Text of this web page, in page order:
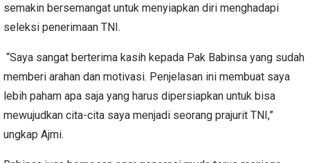
semakin bersemangat untuk menyiapkan diri menghadapi
seleksi penerimaan TNI.
“Saya sangat berterima kasih kepada Pak Babinsa yang sudah
memberi arahan dan motivasi. Penjelasan ini membuat saya
lebih paham apa saja yang harus dipersiapkan untuk bisa
mewujudkan cita-cita saya menjadi seorang prajurit TNI,”
ungkap Ajmi.